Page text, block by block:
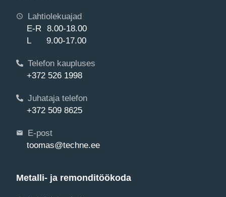
Lahtiolekuajad
E-R 8.00-18.00
L 9.00-17.00
Telefon kaupluses
+372 526 1998
Juhataja telefon
+372 509 8625
E-post
toomas@techne.ee
Metalli- ja remonditöökoda